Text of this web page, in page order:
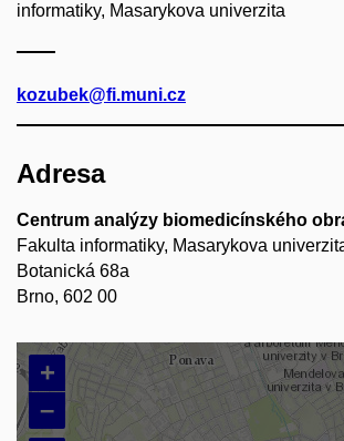
informatiky, Masarykova univerzita
kozubek@fi.muni.cz
Adresa
Centrum analýzy biomedicínského
Fakulta informatiky, Masarykova
Botanická 68a
Brno, 602 00
+
–